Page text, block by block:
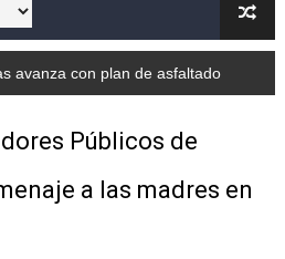
deportiva de cara a
instalará mesa de trabajo con
de bordado en punto de cruz
avanza en la transformación del
avanza con plan de asfaltado
Públicos de
a las madres en